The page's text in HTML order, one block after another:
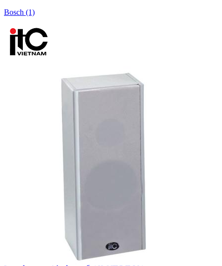
Bosch (1)